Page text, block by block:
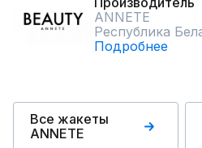
ANNETE
Республика
Подробнее
Все жакеты
ANNETE